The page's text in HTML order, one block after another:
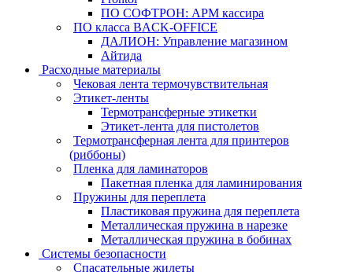
ПО СОФТРОН: АРМ кассира
ПО класса BACK-OFFICE
ДАЛИОН: Управление магазином
Айтида
Расходные материалы
Чековая лента термочувствительная
Этикет-ленты
Термотрансферные этикетки
Этикет-лента для пистолетов
Термотрансферная лента для принтеров
(риббоны)
Пленка для ламинаторов
Пакетная пленка для ламинирования
Пружины для переплета
Пластиковая пружина для переплета
Металлическая пружина в нарезке
Металлическая пружина в бобинах
Системы безопасности
Спасательные жилеты